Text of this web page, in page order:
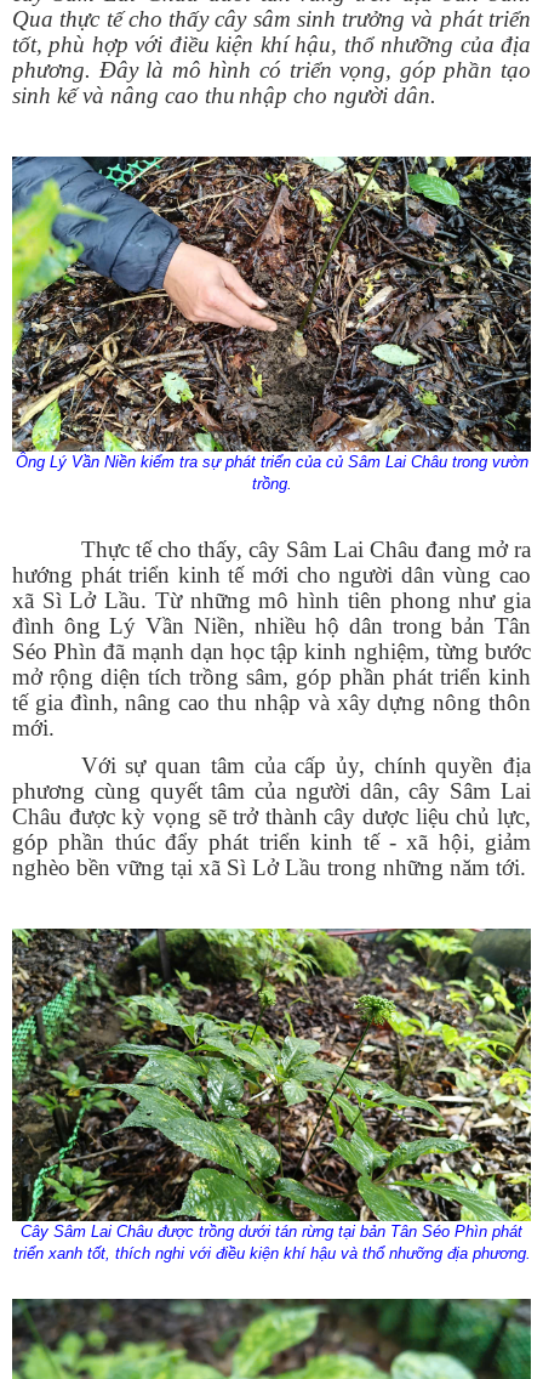
Qua thực tế cho thấy cây sâm sinh trưởng và phát triển
tốt, phù hợp với điều kiện khí hậu, thổ nhưỡng của địa
phương. Đây là mô hình có triển vọng, góp phần tạo
sinh kế và nâng cao thunhập cho người dân.
Ông Lý Vần Niền kiểm tra sự phát triển của củ Sâm Lai Châu trong vườn
trồng.
Thực tế cho thấy, cây Sâm Lai Châu đang mở ra
hướng phát triển kinh tế mới cho người dân vùng cao
xã Sì Lở Lầu. Từ những mô hình tiên phong như gia
đình ông Lý Vần Niền, nhiều hộ dân trong bản Tân
Séo Phìn đã mạnh dạn học tập kinh nghiệm, từng bước
mở rộng diện tích trồng sâm, góp phần phát triển kinh
tế gia đình, nâng cao thu nhập và xây dựng nông thôn
mới.
Với sự quan tâm của cấp ủy, chính quyền địa
phương cùng quyết tâm của người dân, cây Sâm Lai
Châu được kỳ vọng sẽ trở thành cây dược liệu chủ lực,
góp phần thúc đẩy phát triển kinh tế - xã hội, giảm
nghèo bền vững tại xã Sì Lở Lầu trong những năm tới.
Cây Sâm Lai Châu được trồng dưới tán rừng tại bản Tân Séo Phìn phát
triển xanh tốt, thích nghi với điều kiện khí hậu và thổ nhưỡng địa phương.
Số:Số: 1851/UBND-VHXH
Tên:(V/v thông tin kết quả rà soát các hệ thống thông tin, cơ sở
dữ liệu, nền tảng số được giao quản lý, vận hành trên địa bàn